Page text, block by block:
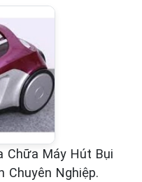
Chữa Máy Hút Bụi
Chuyên Nghiệp.